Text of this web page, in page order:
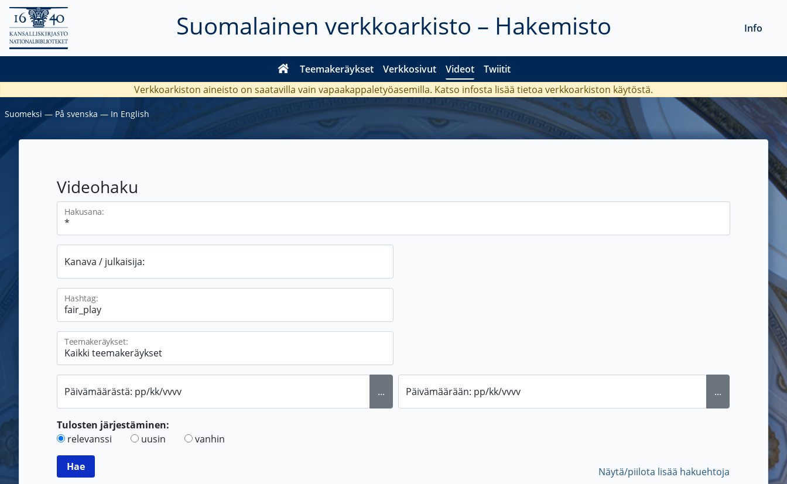
Suomalainen verkkoarkisto – Hakemisto
Teemakeräykset Verkkosivut Videot Twiitit
Info
Verkkoarkiston aineisto on saatavilla vain vapaakappaletyöasemilla. Katso infosta lisää tietoa verkkoarkiston käytöstä.
Suomeksi ― På svenska ― In English
Videohaku
Hakusana:
Kanava / julkaisija:
Hashtag:
Teemakeräykset:
Päivämäärästä: pp/kk/vvvv ... Päivämäärään: pp/kk/vvvv ...
Tulosten järjestäminen:
relevanssi
uusin vanhin
Näytä/piilota lisää hakuehtoja